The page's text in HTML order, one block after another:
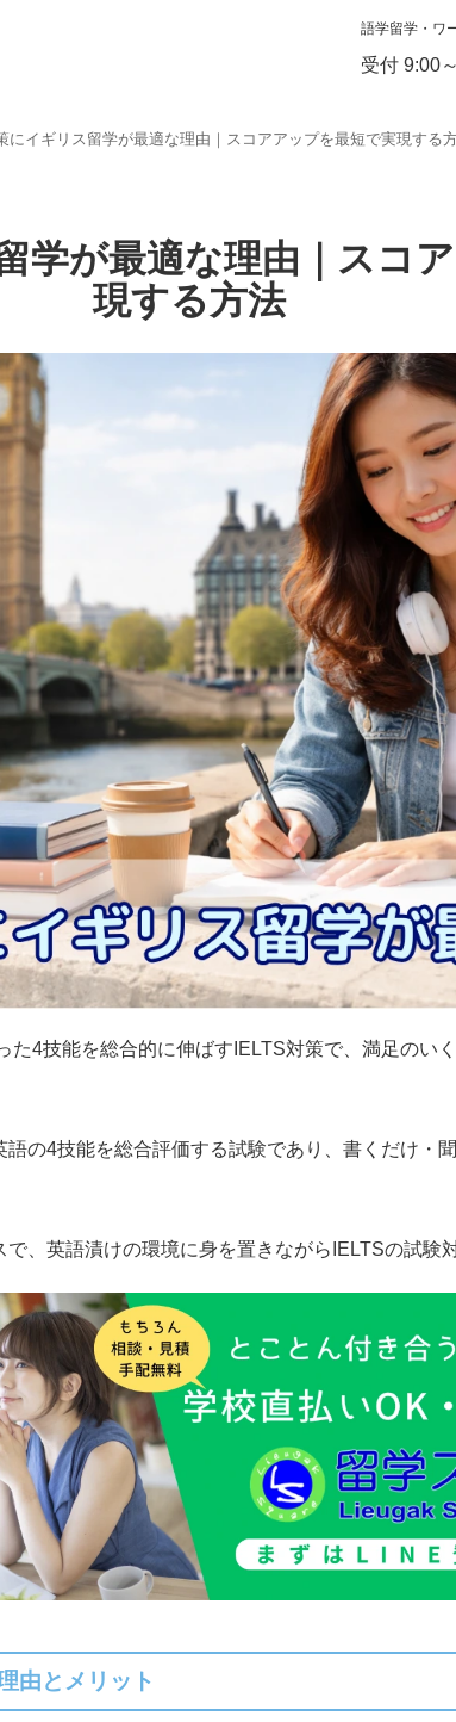
語学留学・ワ
受付 9:00
にイギリス留学が最適な理由｜スコアアップを最短で実現する
学が最適な理由｜スコ
現する方法
4技能を総合的に伸ばすIELTS対策で、満足のい
の4技能を総合評価する試験であり、書くだけ・
、英語漬けの環境に身を置きながらIELTSの試験
由とメリット